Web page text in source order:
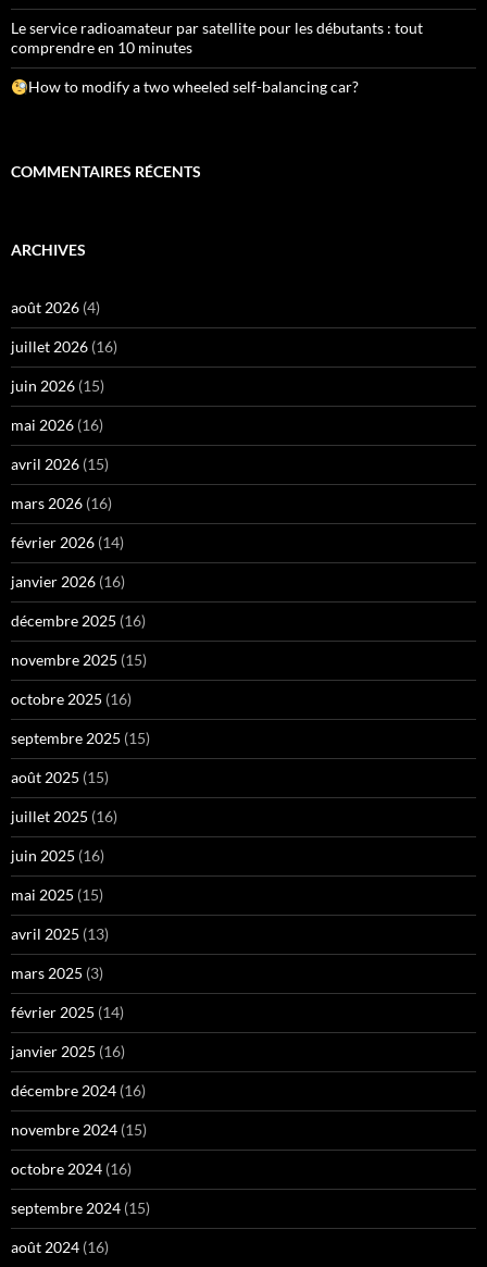
Le service radioamateur par satellite pour les débutants : tout
comprendre en 10 minutes
How to modify a two wheeled self-balancing car?
COMMENTAIRES RÉCENTS
ARCHIVES
août 2026 (4)
juillet 2026 (16)
juin 2026 (15)
mai 2026 (16)
avril 2026 (15)
mars 2026 (16)
février 2026 (14)
janvier 2026 (16)
décembre 2025 (16)
novembre 2025 (15)
octobre 2025 (16)
septembre 2025 (15)
août 2025 (15)
juillet 2025 (16)
juin 2025 (16)
mai 2025 (15)
avril 2025 (13)
mars 2025 (3)
février 2025 (14)
janvier 2025 (16)
décembre 2024 (16)
novembre 2024 (15)
octobre 2024 (16)
septembre 2024 (15)
août 2024 (16)